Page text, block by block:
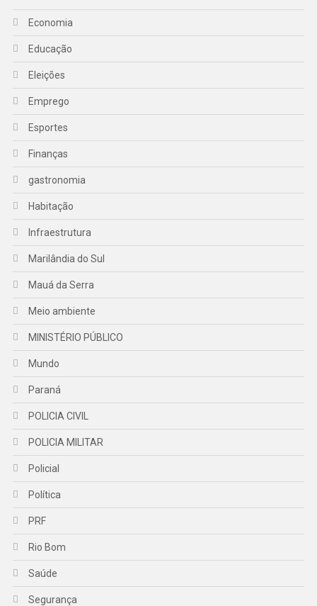
Economia
Educação
Eleições
Emprego
Esportes
Finanças
gastronomia
Habitação
Infraestrutura
Marilândia do Sul
Mauá da Serra
Meio ambiente
MINISTÉRIO PÚBLICO
Mundo
Paraná
POLICIA CIVIL
POLICIA MILITAR
Policial
Política
PRF
Rio Bom
Saúde
Segurança